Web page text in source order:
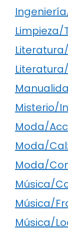
Limpieza/
Misterio/
Moda/
Moda/
Moda/
Música/
Música/
Música/